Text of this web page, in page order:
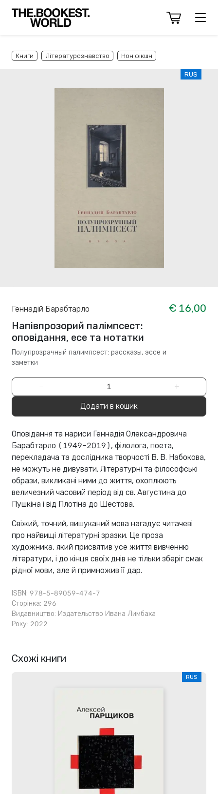
Книги Літературознавство Нон фікшн
RUS
Геннадій Барабтарло
€ 16,00
Напівпрозорий палімпсест:
оповідання, есе та нотатки
Полупрозрачный палимпсест: рассказы, эссе и
заметки
− +
Додати в кошик
Оповідання та нариси Геннадія Олександровича
Барабтарло (1949–2019), філолога, поета,
перекладача та дослідника творчості В. В. Набокова,
не можуть не дивувати. Літературні та філософські
образи, викликані ними до життя, охоплюють
величезний часовий період від св. Августина до
Пушкіна і від Плотіна до Шестова.
Свіжий, точний, вишуканий мова нагадує читачеві
про найвищі літературні зразки. Це проза
художника, який присвятив усе життя вивченню
літератури, і до кінця своїх днів не тільки зберіг смак
рідної мови, але й примножив її дар.
ISBN: 978-5-89059-474-7
Сторінка: 296
Видавництво: Издательство Ивана Лимбаха
Року: 2022
Схожі книги
RUS